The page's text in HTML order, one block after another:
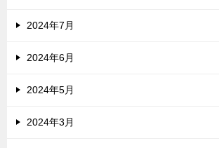
2024年7月
2024年6月
2024年5月
2024年3月